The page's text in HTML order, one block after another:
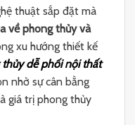
thuật sắp đặt mà
về phong thủy và
xu hướng thiết kế
dễ phối nội thất
nhờ sự cân bằng
giá trị phong thủy